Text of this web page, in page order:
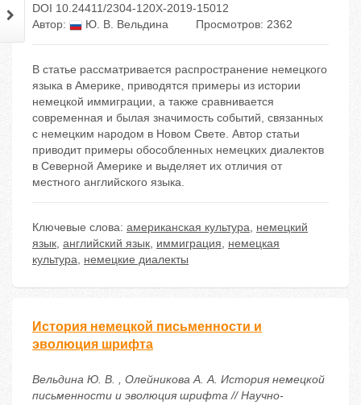
DOI 10.24411/2304-120X-2019-15012
Автор:
Ю. В. Вельдина Просмотров: 2362
В статье рассматривается распространение немецкого
языка в Америке, приводятся примеры из истории
немецкой иммиграции, а также сравнивается
современная и былая значимость событий, связанных
с немецким народом в Новом Свете. Автор статьи
приводит примеры обособленных немецких диалектов
в Северной Америке и выделяет их отличия от
местного английского языка.
Ключевые слова: американская культура, немецкий
язык, английский язык, иммиграция, немецкая
культура, немецкие диалекты
История немецкой письменности и
эволюция шрифта
Вельдина Ю. В. , Олейникова А. А. История немецкой
письменности и эволюция шрифта // Научно-